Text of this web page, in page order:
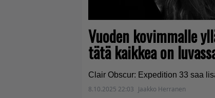
Vuoden kovimmalle
tätä kaikkea on
Clair Obscur: Expedition 33 saa
8.10.2025 22:03 Jaakko Herranen